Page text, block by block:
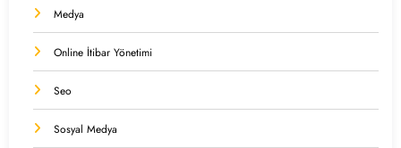
Medya
Online İtibar Yönetimi
Seo
Sosyal Medya